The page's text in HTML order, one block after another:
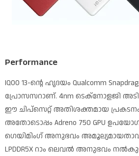
Performance
IQOO 13-ന്റെ ഹൃദയം Qualcomm
പ്രോസസറാണ്. 4nm ടെക്നോളജി
ഈ ചിപ്സെറ്റ് അതിശക്തമായ പ്രകടനം
അതോടൊപ്പം Adreno 750 GPU
ഗെയിമിംഗ് അനുഭവം
LPDDR5X റാം ലെവൽ അനുഭവം